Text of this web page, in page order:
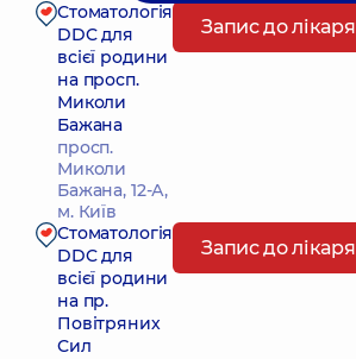
Стоматологія
DDC для
всієї родини
на просп.
Миколи
Бажана
просп.
Миколи
Бажана, 12-А,
м. Київ
Запис до лікаря
Стоматологія
DDC для
всієї родини
на пр.
Повітряних
Сил
Запис до лікаря